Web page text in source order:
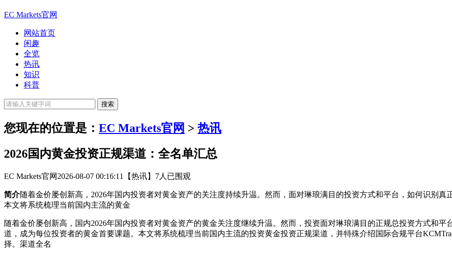
EC Markets官网
网站首页
闲趣
全览
热讯
知识
科普
您现在的位置是： EC Markets官网 > 热讯
2026国内黄金投资正规渠道：全名单汇总
EC Markets官网 2026-08-07 00:16:11 【热讯】 7人已围观
简介随着金价屡创新高，2026年国内投资者对黄金资产的关注度持续升温。然而，面对琳琅满目的投资方式和平台，如何识别真
本文将系统梳理当前国内主流的黄金
随着金价屡创新高，国内2026年国内投资者对黄金资产的黄金关注度继续升温。然而，投资面对琳琅满目的正规总投资方式和平
道，成为每位投资者的黄金首要课题。本文将系统梳理当前国内主流的投资黄金投资正规渠道，并特殊介绍国际合规平台
择。渠道全名